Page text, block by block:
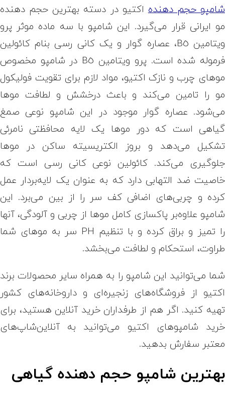
شامپو حجم دهندهاکتیو در دسته بهترین حجم دهنده
مو ایرانی قرار می‌گیرد. این شامپو با سه ماده موثر پرو
ویتامین B5، عصاره گوار و یک کانی رسی بنام کائولین
فرموله شده است. پرو ویتامین B5 در شامپو مخصوص
موهای چرب و نازک اکتیو، مواد لازم برای تقویت فولیکول
مو را تامین می‌کند و باعث درخشش و لطافت موها
می‌شود. عصاره گوار موجود در این شامپو نوعی صمغ
گیاهی است که دور موها یک لایه محافظتی نامرئی
تشکیل می‌دهد و بروز الکتریسیته ساکن در موها
جلوگیری می‌کند. کائولین نوعی کانی رسی است که
خاصیت ضد التهابی دارد که به عنوان یک لایه‌بردار عمل
کرده و چربی‌های اضافی کف سر را از بین می‌برد. این
شامپو علاوه‌بر پاکسازی کامل موها از چربی و آلودگی، آنها
را تمیز و براق کرده و با تنظیم PH سر به موهای شما
طراوت، استحکام و لطافت می‌بخشد.
شما می‌توانید این شامپو را به همراه سایر محصولات برند
اکتیو از فروشگاه‌های زنجیره‌ای و داروخانه‌های کشور
تهیه کنید. اگر هم از طرفداران خرید آنلاین هستید، برای
خرید شامپوهای اکتیو می‌توانید به آنلاین‌شاپ‌های
معتبر سفارش بدهید.
بهترین شامپو حجم دهنده گیاهی